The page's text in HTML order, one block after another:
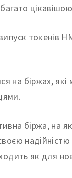
токенів
на біржах,
біржа, на
як для